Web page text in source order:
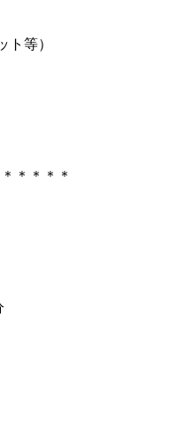
等）
＊＊＊＊